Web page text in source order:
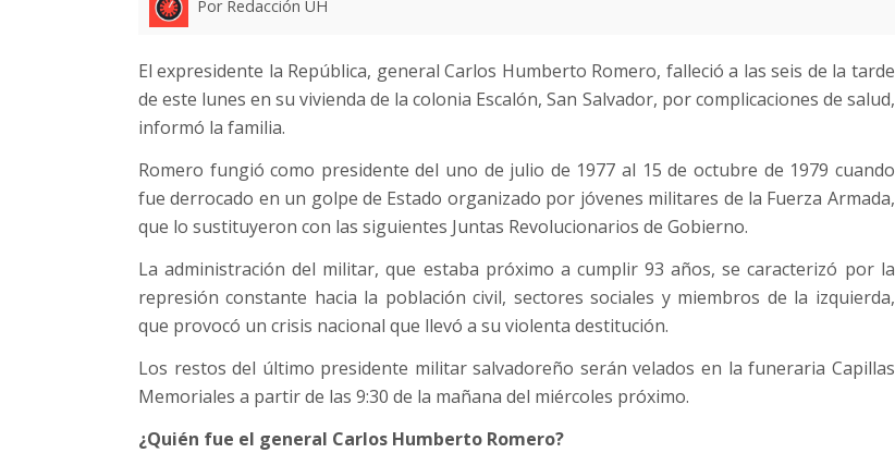
Por Redacción UH
El expresidente la República, general Carlos Humberto Romero, falleció a las seis de la tarde
de este lunes en su vivienda de la colonia Escalón, San Salvador, por complicaciones de salud,
informó la familia.
Romero fungió como presidente del uno de julio de 1977 al 15 de octubre de 1979 cuando
fue derrocado en un golpe de Estado organizado por jóvenes militares de la Fuerza Armada,
que lo sustituyeron con las siguientes Juntas Revolucionarios de Gobierno.
La administración del militar, que estaba próximo a cumplir 93 años, se caracterizó por la
represión constante hacia la población civil, sectores sociales y miembros de la izquierda,
que provocó un crisis nacional que llevó a su violenta destitución.
Los restos del último presidente militar salvadoreño serán velados en la funeraria Capillas
Memoriales a partir de las 9:30 de la mañana del miércoles próximo.
¿Quién fue el general Carlos Humberto Romero?